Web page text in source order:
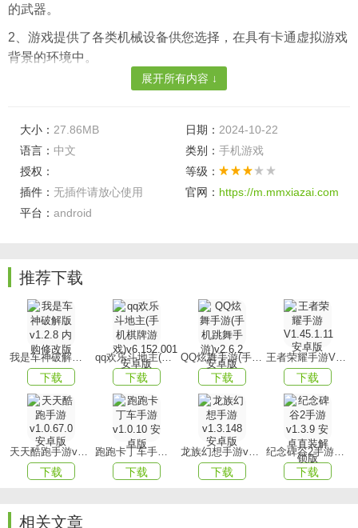
的武器。
2、游戏提供了各类机械设备供您选择，在具有卡通虚拟游戏
背景的环境中。
3、同时角色的移动方向亦可根据您的需求进行调整。您所消
游戏亮点
1、携手多样性的受害者共同对抗敌人，一场场激烈的复仇之
战即将展开。
2、为了战胜邪恶的娃娃，您需运用多种策略，全力以赴地激
令人着迷的游戏体验之中。
游戏优势
1、在不同的场景之间切换，探索各种未知的环境，巧妙避开
所有的陷阱，小心翼翼地展开冒险之旅。
2、玩家能够轻松自如地操控毒娃娃，在各个游乐场中尽情体
验。
3、亲身体验各种真实的故事情节，众多活动全面展开，共同
感受欢乐自由的氛围。
游戏玩法
1、尝试不同的游戏风格，尽享所有诡异而又趣味盎然的乐
展开所有内容 ↓
大小： 27.86MB 日期： 2024-10-22
语言： 中文 类别： 手机游戏
授权：
等级：
插件： 无插件请放心使用 官网： https://m.mmxiazai.com
平台： android
推荐下载
我是车神破解版v1.2.8 内购修改版
下载
qq欢乐斗地主(手机棋牌游戏)v6.152.001安卓版
下载
QQ炫舞手游(手机跳舞手游)v2.6.2 安卓版
下载
王者荣耀手游V1.45.1.11 安卓版
下载
天天酷跑手游v1.0.67.0安卓版
下载
跑跑卡丁车手游v1.0.10 安卓版
下载
龙族幻想手游v1.3.148 安卓版
下载
纪念碑谷2手游v1.3.9 安卓直装解锁版
下载
相关文章